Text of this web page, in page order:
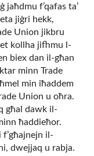
f’qafas ta’
jiġri hekk,
Union jikbru
kollha jifhmu l-
biex dan il-għan
minn Trade
min iħaddem
Union u oħra.
għal dawk il-
ħaddieħor.
il-
dwejjaq u rabja.